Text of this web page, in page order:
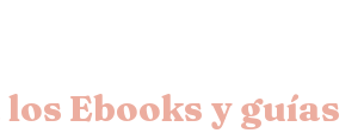
Ebooks y guías